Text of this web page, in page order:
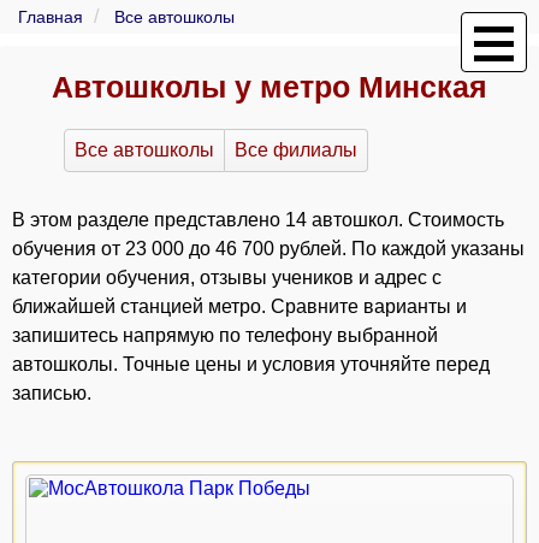
Главная Все автошколы
Автошколы у метро Минская
Все автошколы Все филиалы
В этом разделе представлено 14 автошкол. Стоимость
обучения от 23 000 до 46 700 рублей. По каждой указаны
категории обучения, отзывы учеников и адрес с
ближайшей станцией метро. Сравните варианты и
запишитесь напрямую по телефону выбранной
автошколы. Точные цены и условия уточняйте перед
записью.